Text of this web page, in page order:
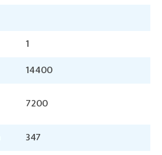
1
14400
7200
347